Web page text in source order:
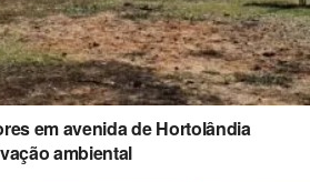
em avenida de Hortolândia
ambiental